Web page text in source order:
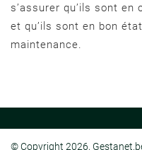
s’assurer qu’ils sont
et qu’ils sont en bon
maintenance.
© Copyright 2026,